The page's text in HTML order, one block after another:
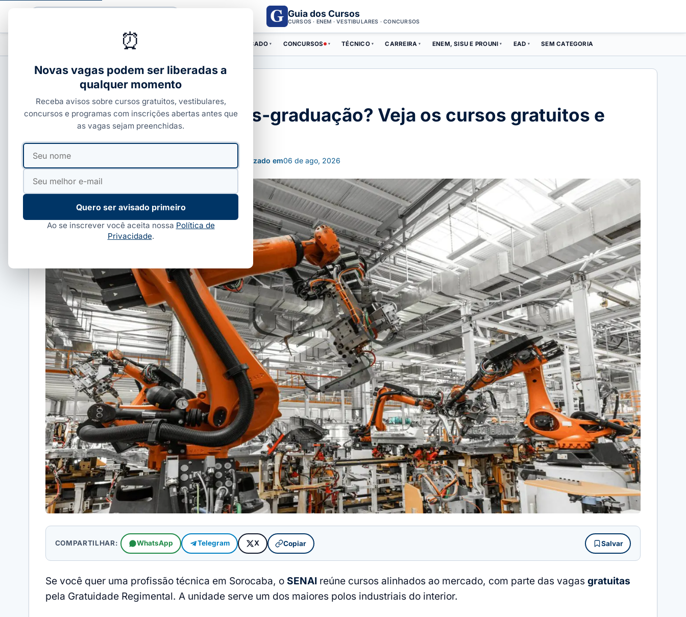
Guia dos Cursos
CURSOS · ENEM · VESTIBULARES · CONCURSOS
PROFISSIONALIZANTES CURSOS COM CERTIFICADO ▾ CONCURSOS ▾ TÉCNICO ▾ CARREIRA ▾ ENEM, SISU E PROUNI ▾ EAD ▾ SEM CATEGORIA
CURSOS SENAI
SENAI Sorocaba tem pós-graduação? Veja os cursos gratuitos e
pagos
PorPaloma Guedes Atualizado em06 de ago, 2026
COMPARTILHAR: WhatsApp Telegram X Copiar Salvar
Se você quer uma profissão técnica em Sorocaba, o SENAI reúne cursos alinhados ao mercado, com parte das vagas gratuitas
pela Gratuidade Regimental. A unidade serve um dos maiores polos industriais do interior.
⏰
Novas vagas podem ser liberadas a
qualquer momento
Receba avisos sobre cursos gratuitos, vestibulares,
concursos e programas com inscrições abertas antes que
as vagas sejam preenchidas.
Seu
nome
Seu
mail
Quero ser avisado primeiro
Ao se inscrever você aceita nossa Política de
Privacidade.